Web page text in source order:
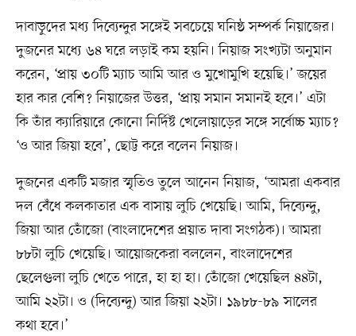
দাবাড়ুদের মধ্য দিব্যেন্দুর সঙ্গেই সবচেয়ে ঘনিষ্ঠ সম্পর্ক নিয়াজের।
দুজনের মধ্যে ৬৪ ঘরে লড়াই কম হয়নি। নিয়াজ সংখ্যটা অনুমান
করেন, ‘প্রায় ৩০টি ম্যাচ আমি আর ও মুখোমুখি হয়েছি।’ জয়ের
হার কার বেশি? নিয়াজের উত্তর, ‘প্রায় সমান সমানই হবে।’ এটা
কি তাঁর ক্যারিয়ারে কোনো নির্দিষ্ট খেলোয়াড়ের সঙ্গে সর্বোচ্চ ম্যাচ?
‘ও আর জিয়া হবে’, ছোট্ট করে বলেন নিয়াজ।
দুজনের একটি মজার স্মৃতিও তুলে আনেন নিয়াজ, ‘আমরা একবার
দল বেঁধে কলকাতার এক বাসায় লুচি খেয়েছি। আমি, দিব্যেন্দু,
জিয়া আর তোঁজো (বাংলাদেশের প্রয়াত দাবা সংগঠক)। আমরা
৮৮টা লুচি খেয়েছি। আয়োজকেরা বললেন, বাংলাদেশের
ছেলেগুলা লুচি খেতে পারে, হা হা হা। তোঁজো খেয়েছিল ৪৪টা,
আমি ২২টা। ও (দিব্যেন্দু) আর জিয়া ২২টা। ১৯৮৮-৮৯ সালের
কথা হবে।’